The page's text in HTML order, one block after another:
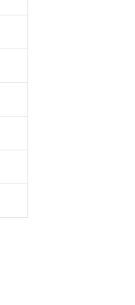
限り、2022年1月12日よ